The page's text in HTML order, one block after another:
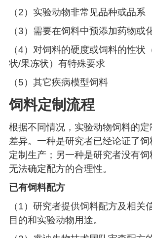
（2）实验动物非常见品种或品系
（3）需要在饲料中预添加药物或
（4）对饲料的硬度或饲料的性状
状/果冻状）有特殊要求
（5）其它疾病模型饲料
饲料定制流程
根据不同情况，实验动物饲料的
差异。一种是研究者已经论证了
定制生产；另一种是研究者没有
无法确定配方的合理性。
已有饲料配方
（1）研究者提供饲料配方及相关
目的和实验动物用途。